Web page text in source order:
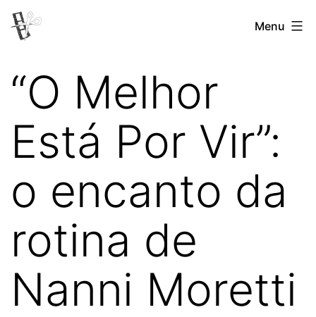
Pular
para
conteúdo
Revista
Menu
“O Melhor
Está Por Vir”:
o encanto da
rotina de
Nanni Moretti